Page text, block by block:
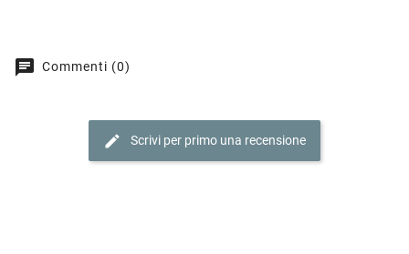
chat Commenti (0)
edit Scrivi per primo una recensione